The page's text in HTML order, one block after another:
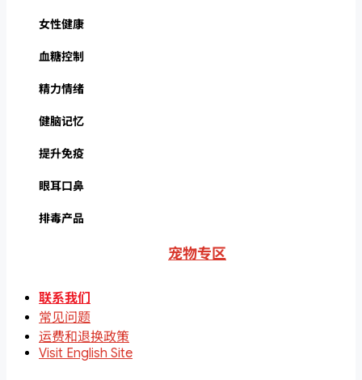
女性健康
血糖控制
精力情绪
健脑记忆
提升免疫
眼耳口鼻
排毒产品
宠物专区
联系我们
常见问题
运费和退换政策
Visit English Site